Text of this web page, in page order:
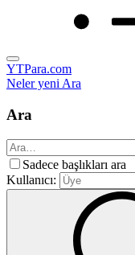
YTPara.com
Neler yeniAra
Ara
Sadece başlıkları ara
Kullanıcı: